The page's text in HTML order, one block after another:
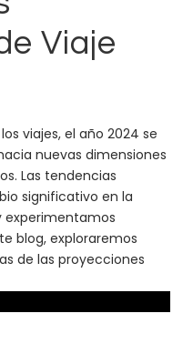
Viaje
viajes, el año 2024 se
nuevas dimensiones
Las tendencias
significativo en la
experimentamos
blog, exploraremos
de las proyecciones